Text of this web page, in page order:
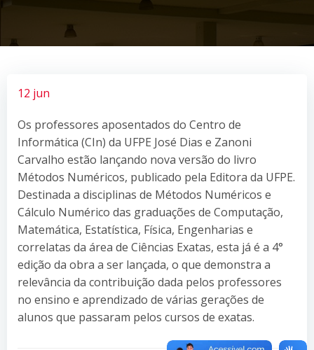
12 jun
Os professores aposentados do Centro de
Informática (CIn) da UFPE José Dias e Zanoni
Carvalho estão lançando nova versão do livro
Métodos Numéricos, publicado pela Editora da UFPE.
Destinada a disciplinas de Métodos Numéricos e
Cálculo Numérico das graduações de Computação,
Matemática, Estatística, Física, Engenharias e
correlatas da área de Ciências Exatas, esta já é a 4°
edição da obra a ser lançada, o que demonstra a
relevância da contribuição dada pelos professores
no ensino e aprendizado de várias gerações de
alunos que passaram pelos cursos de exatas.